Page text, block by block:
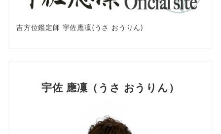
吉方位鑑定師 宇佐應凜(うさ おうりん)
宇佐 應凜（うさ おうりん）